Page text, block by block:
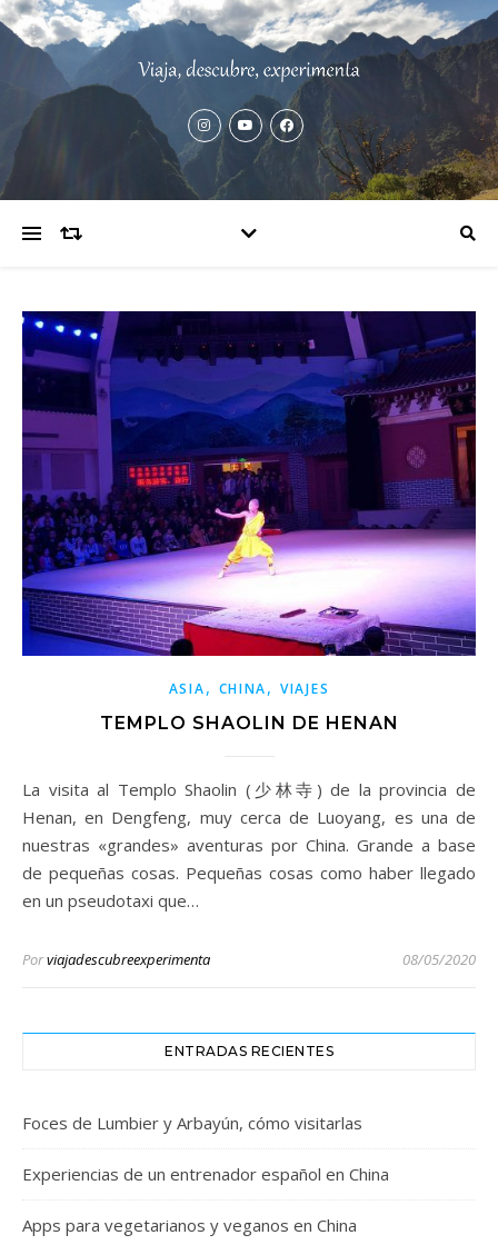
ASIA, CHINA,VIAJES
TEMPLO SHAOLIN DE HENAN
La visita al Templo Shaolin (少林寺) de la provincia de
Henan, en Dengfeng, muy cerca de Luoyang, es una de
nuestras «grandes» aventuras por China. Grande a base
de pequeñas cosas. Pequeñas cosas como haber llegado
en un pseudotaxi que…
Porviajadescubreexperimenta 08/05/2020
ENTRADAS RECIENTES
Foces de Lumbier y Arbayún, cómo visitarlas
Experiencias de un entrenador español en China
Apps para vegetarianos y veganos en China